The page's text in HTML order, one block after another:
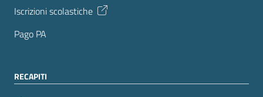
Iscrizioni scolastiche
Pago PA
RECAPITI